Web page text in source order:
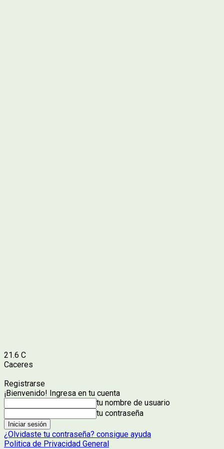
21.6 C
Caceres
Registrarse
¡Bienvenido! Ingresa en tu cuenta
tu nombre de usuario
tu contraseña
¿Olvidaste tu contraseña? consigue ayuda
Politica de Privacidad General